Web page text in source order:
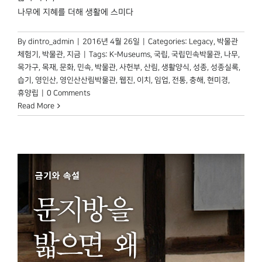
나무에 지혜를 더해 생활에 스미다
By dintro_admin 2016년 4월 26일 Categories: Legacy, 박물관
체험기 , 박물관, 지금 Tags: K-Museums, 국립, 국립민속박물관, 나무,
목가구, 목재 , 문화, 민속, 박물관, 사헌부, 산림, 생활양식, 성종, 성종실록,
습기 , 영인산, 영인산산림박물관, 웹진, 이치 , 임업, 전통, 충해 , 현미경,
휴양립
0 Comments
Read More